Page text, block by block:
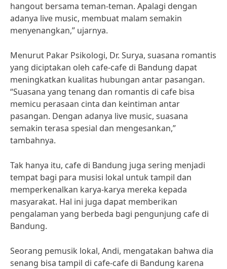
hangout bersama teman-teman. Apalagi dengan
adanya live music, membuat malam semakin
menyenangkan,” ujarnya.
Menurut Pakar Psikologi, Dr. Surya, suasana romantis
yang diciptakan oleh cafe-cafe di Bandung dapat
meningkatkan kualitas hubungan antar pasangan.
“Suasana yang tenang dan romantis di cafe bisa
memicu perasaan cinta dan keintiman antar
pasangan. Dengan adanya live music, suasana
semakin terasa spesial dan mengesankan,”
tambahnya.
Tak hanya itu, cafe di Bandung juga sering menjadi
tempat bagi para musisi lokal untuk tampil dan
memperkenalkan karya-karya mereka kepada
masyarakat. Hal ini juga dapat memberikan
pengalaman yang berbeda bagi pengunjung cafe di
Bandung.
Seorang pemusik lokal, Andi, mengatakan bahwa dia
senang bisa tampil di cafe-cafe di Bandung karena